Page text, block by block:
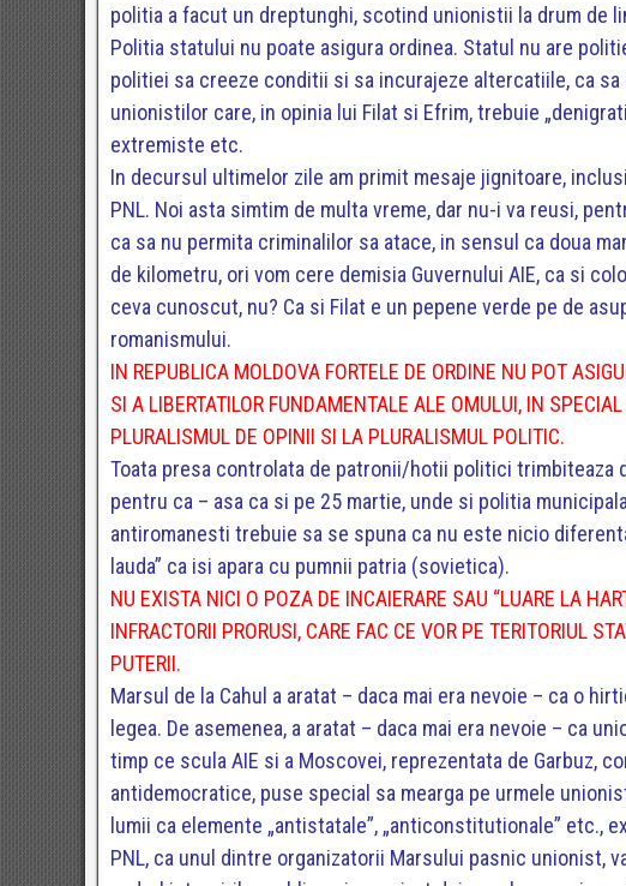
politia a facut un dreptunghi, scotind unionistii la drum de
Politia statului nu poate asigura ordinea. Statul nu are
politiei sa creeze conditii si sa incurajeze altercatiile, ca
unionistilor care, in opinia lui Filat si Efrim, trebuie
extremiste etc.
In decursul ultimelor zile am primit mesaje jignitoare,
PNL. Noi asta simtim de multa vreme, dar nu-i va reusi,
ca sa nu permita criminalilor sa atace, in sensul ca doua
de kilometru, ori vom cere demisia Guvernului AIE, ca si
ceva cunoscut, nu? Ca si Filat e un pepene verde pe de
romanismului.
IN REPUBLICA MOLDOVA FORTELE DE ORDINE NU POT
SI A LIBERTATILOR FUNDAMENTALE ALE OMULUI, IN
PLURALISMUL DE OPINII SI LA PLURALISMUL POLITIC.
Toata presa controlata de patronii/hotii politici trimbiteaza
pentru ca – asa ca si pe 25 martie, unde si politia
antiromanesti trebuie sa se spuna ca nu este nicio
lauda” ca isi apara cu pumnii patria (sovietica).
NU EXISTA NICI O POZA DE INCAIERARE SAU “LUARE LA
INFRACTORII PRORUSI, CARE FAC CE VOR PE TERITORIUL
PUTERII.
Marsul de la Cahul a aratat – daca mai era nevoie – ca o
legea. De asemenea, a aratat – daca mai era nevoie – ca
timp ce scula AIE si a Moscovei, reprezentata de Garbuz,
antidemocratice, puse special sa mearga pe urmele
lumii ca elemente „antistatale”, „anticonstitutionale” etc.,
PNL, ca unul dintre organizatorii Marsului pasnic unionist,